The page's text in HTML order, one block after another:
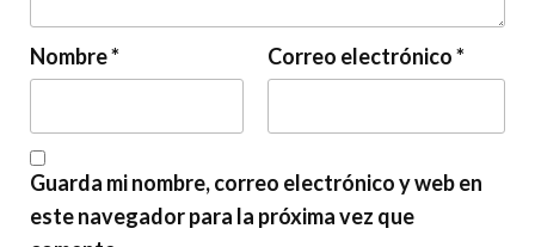
Nombre* Correo electrónico*
Guarda mi nombre, correo electrónico y web en
este navegador para la próxima vez que